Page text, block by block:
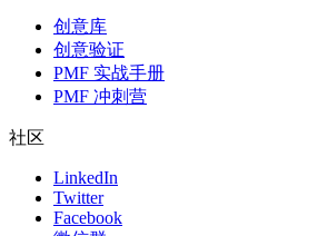
创意库
创意验证
PMF 实战手册
PMF 冲刺营
社区
LinkedIn
Twitter
Facebook